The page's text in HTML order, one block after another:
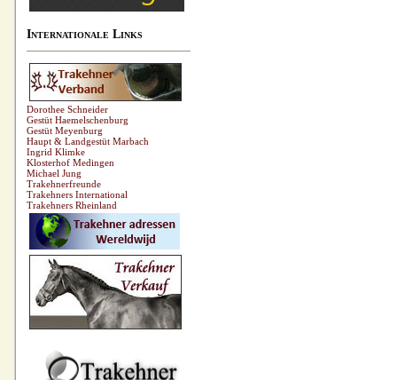
Internationale Links
Dorothee Schneider
Gestüt Haemelschenburg
Gestüt Meyenburg
Haupt & Landgestüt Marbach
Ingrid Klimke
Klosterhof Medingen
Michael Jung
Trakehnerfreunde
Trakehners International
Trakehners Rheinland